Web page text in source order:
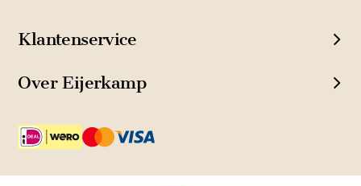
Klantenservice
Over Eijerkamp